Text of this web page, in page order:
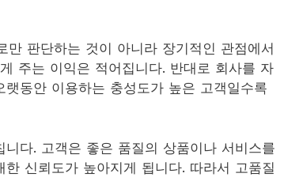
판단하는 것이 아니라 장기적인 관점에서
주는 이익은 적어집니다. 반대로 회사를 자
동안 이용하는 충성도가 높은 고객일수록
다. 고객은 좋은 품질의 상품이나 서비스를
신뢰도가 높아지게 됩니다. 따라서 고품질